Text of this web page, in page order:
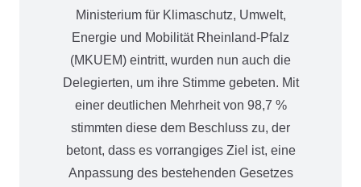
Ministerium für Klimaschutz, Umwelt,
Energie und Mobilität Rheinland-Pfalz
(MKUEM) eintritt, wurden nun auch die
Delegierten, um ihre Stimme gebeten. Mit
einer deutlichen Mehrheit von 98,7 %
stimmten diese dem Beschluss zu, der
betont, dass es vorrangiges Ziel ist, eine
Anpassung des bestehenden Gesetzes